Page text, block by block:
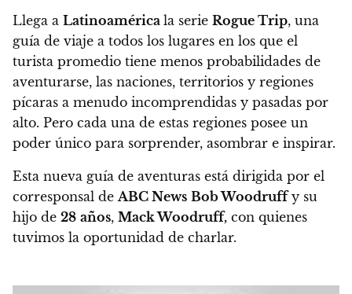
Llega a Latinoamérica la serie Rogue Trip, una
guía de viaje a todos los lugares en los que el
turista promedio tiene menos probabilidades de
aventurarse, las naciones, territorios y regiones
pícaras a menudo incomprendidas y pasadas ​​por
alto. Pero cada una de estas regiones posee un
poder único para sorprender, asombrar e inspirar.
Esta nueva guía de aventuras está dirigida por el
corresponsal de ABC News Bob Woodruffy su
hijo de 28 años, Mack Woodruff, con quienes
tuvimos la oportunidad de charlar.